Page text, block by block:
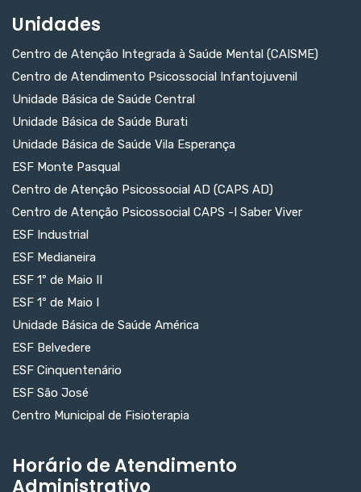
Unidades
Centro de Atenção Integrada à Saúde Mental (CAISME)
Centro de Atendimento Psicossocial Infantojuvenil
Unidade Básica de Saúde Central
Unidade Básica de Saúde Burati
Unidade Básica de Saúde Vila Esperança
ESF Monte Pasqual
Centro de Atenção Psicossocial AD (CAPS AD)
Centro de Atenção Psicossocial CAPS -I Saber Viver
ESF Industrial
ESF Medianeira
ESF 1º de Maio II
ESF 1º de Maio I
Unidade Básica de Saúde América
ESF Belvedere
ESF Cinquentenário
ESF São José
Centro Municipal de Fisioterapia
Horário de Atendimento
Administrativo